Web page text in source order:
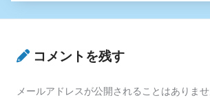
コメントを残す
メールアドレスが公開されることはありませ